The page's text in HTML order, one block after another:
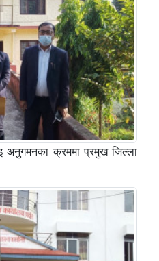
अनुगमनका क्रममा प्रमुख जिल्ला